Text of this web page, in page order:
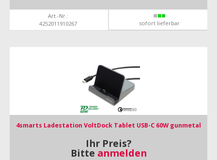
Art.-Nr.:
4252011910267
sofort lieferbar
4smarts Ladestation VoltDock Tablet USB-C 60W gunmetal
Ihr Preis?
Bitte anmelden